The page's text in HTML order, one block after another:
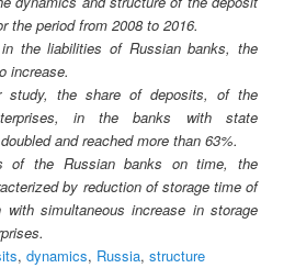
the period from 2008 to 2016.
the liabilities of Russian banks, the
increase.
study, the share of deposits, of the
in the banks with state
and reached more than 63%.
of the Russian banks on time, the
by reduction of storage time of
simultaneous increase in storage
,dynamics, Russia,structure